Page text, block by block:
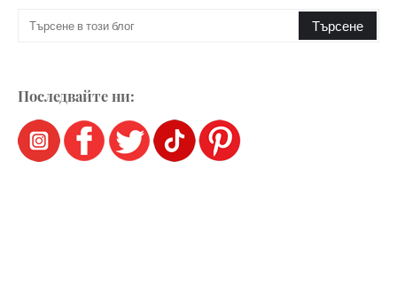
Последвайте ни: